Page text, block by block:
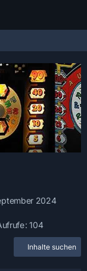
2024
104
Inhalte suchen